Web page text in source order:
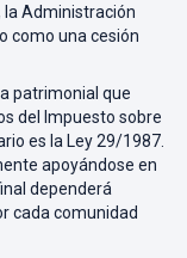
la Administración
como una cesión
patrimonial que
del Impuesto sobre
es la Ley 29/1987.
apoyándose en
dependerá
cada comunidad